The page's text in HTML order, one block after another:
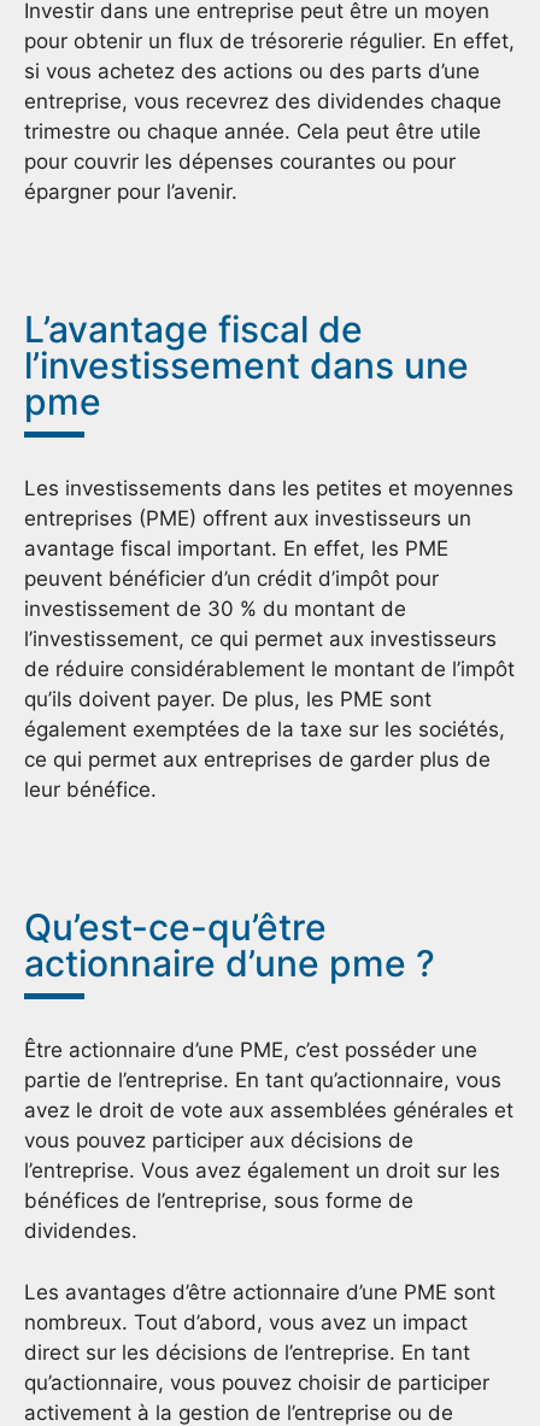
Investir dans une entreprise peut être un moyen
pour obtenir un flux de trésorerie régulier. En effet,
si vous achetez des actions ou des parts d’une
entreprise, vous recevrez des dividendes chaque
trimestre ou chaque année. Cela peut être utile
pour couvrir les dépenses courantes ou pour
épargner pour l’avenir.
L’avantage fiscal de
l’investissement dans une
pme
Les investissements dans les petites et moyennes
entreprises (PME) offrent aux investisseurs un
avantage fiscal important. En effet, les PME
peuvent bénéficier d’un crédit d’impôt pour
investissement de 30 % du montant de
l’investissement, ce qui permet aux investisseurs
de réduire considérablement le montant de l’impôt
qu’ils doivent payer. De plus, les PME sont
également exemptées de la taxe sur les sociétés,
ce qui permet aux entreprises de garder plus de
leur bénéfice.
Qu’est-ce-qu’être
actionnaire d’une pme ?
Être actionnaire d’une PME, c’est posséder une
partie de l’entreprise. En tant qu’actionnaire, vous
avez le droit de vote aux assemblées générales et
vous pouvez participer aux décisions de
l’entreprise. Vous avez également un droit sur les
bénéfices de l’entreprise, sous forme de
dividendes.
Les avantages d’être actionnaire d’une PME sont
nombreux. Tout d’abord, vous avez un impact
direct sur les décisions de l’entreprise. En tant
qu’actionnaire, vous pouvez choisir de participer
activement à la gestion de l’entreprise ou de